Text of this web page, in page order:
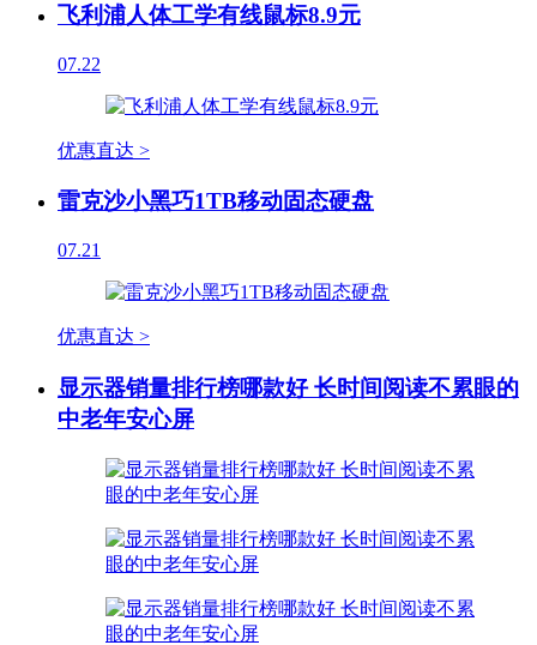
飞利浦人体工学有线鼠标8.9元
07.22
优惠直达 >
雷克沙小黑巧1TB移动固态硬盘
07.21
优惠直达 >
显示器销量排行榜哪款好 长时间阅读不累眼的
中老年安心屏